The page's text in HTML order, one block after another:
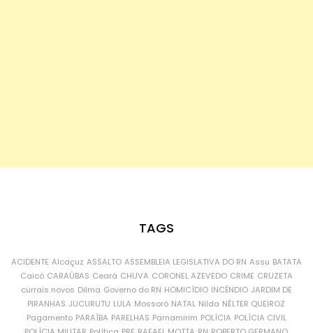
TAGS
ACIDENTE Alcaçuz ASSALTO ASSEMBLEIA LEGISLATIVA DO RN Assu BATATA
Caicó CARAÚBAS Ceará CHUVA CORONEL AZEVEDO CRIME CRUZETA
currais novos Dilma Governo do RN HOMICÍDIO INCÊNDIO JARDIM DE
PIRANHAS JUCURUTU LULA Mossoró NATAL Nilda NÉLTER QUEIROZ
Pagamento PARAÍBA PARELHAS Parnamirim POLÍCIA POLÍCIA CIVIL